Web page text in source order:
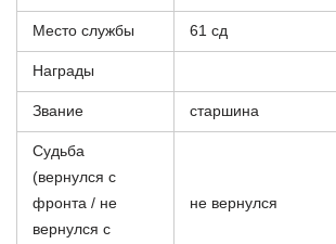
Место службы 61 сд
Награды
Звание старшина
Судьба
(вернулся с
фронта / не
вернулся с
не вернулся